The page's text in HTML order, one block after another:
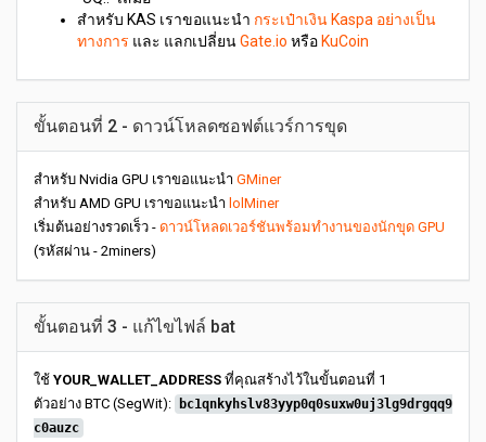
สำหรับ KAS เราขอแนะนำ กระเป๋าเงิน Kaspa อย่างเป็น
ทางการ และ แลกเปลี่ยนGate.io หรือ KuCoin
ขั้นตอนที่ 2 - ดาวน์โหลดซอฟต์แวร์การขุด
สำหรับ Nvidia GPU เราขอแนะนำ GMiner
สำหรับ AMD GPU เราขอแนะนำ lolMiner
เริ่มต้นอย่างรวดเร็ว - ดาวน์โหลดเวอร์ชันพร้อมทำงานของนักขุด GPU
(รหัสผ่าน - 2miners)
ขั้นตอนที่ 3 - แก้ไขไฟล์ bat
ใช้ YOUR_WALLET_ADDRESS ที่คุณสร้างไว้ในขั้นตอนที่ 1
ตัวอย่าง BTC (SegWit):
bc1qnkyhslv83yyp0q0suxw0uj3lg9drgqq9
c0auzc